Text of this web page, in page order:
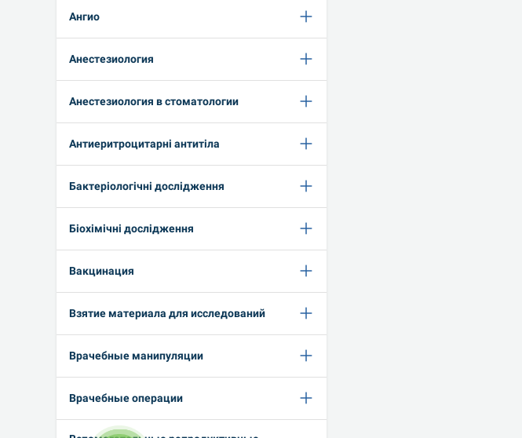
Ангио
Анестезиология
Анестезиология в стоматологии
Антиеритроцитарні антитіла
Бактеріологічні дослідження
Біохімічні дослідження
Вакцинация
Взятие материала для исследований
Врачебные манипуляции
Врачебные операции